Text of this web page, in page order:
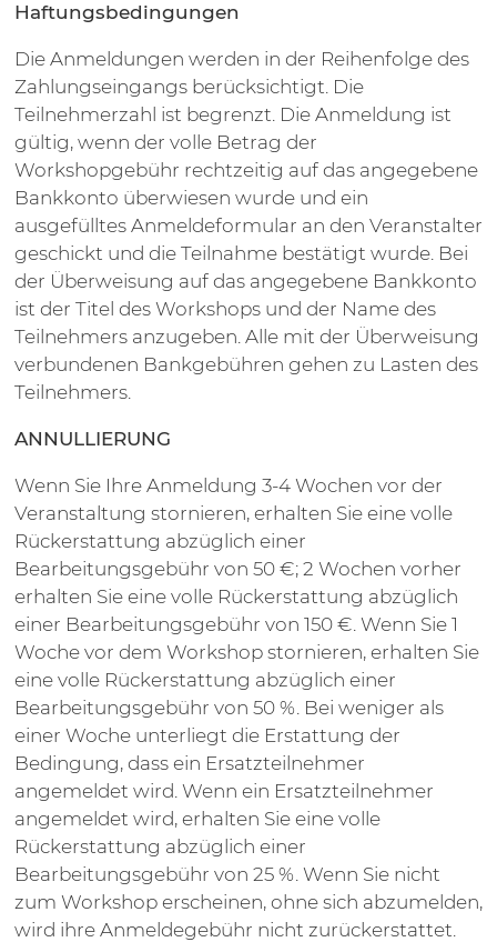
Haftungsbedingungen
Die Anmeldungen werden in der Reihenfolge des
Zahlungseingangs berücksichtigt. Die
Teilnehmerzahl ist begrenzt. Die Anmeldung ist
gültig, wenn der volle Betrag der
Workshopgebühr rechtzeitig auf das angegebene
Bankkonto überwiesen wurde und ein
ausgefülltes Anmeldeformular an den Veranstalter
geschickt und die Teilnahme bestätigt wurde. Bei
der Überweisung auf das angegebene Bankkonto
ist der Titel des Workshops und der Name des
Teilnehmers anzugeben. Alle mit der Überweisung
verbundenen Bankgebühren gehen zu Lasten des
Teilnehmers.
ANNULLIERUNG
Wenn Sie Ihre Anmeldung 3-4 Wochen vor der
Veranstaltung stornieren, erhalten Sie eine volle
Rückerstattung abzüglich einer
Bearbeitungsgebühr von 50 €; 2 Wochen vorher
erhalten Sie eine volle Rückerstattung abzüglich
einer Bearbeitungsgebühr von 150 €. Wenn Sie 1
Woche vor dem Workshop stornieren, erhalten Sie
eine volle Rückerstattung abzüglich einer
Bearbeitungsgebühr von 50 %. Bei weniger als
einer Woche unterliegt die Erstattung der
Bedingung, dass ein Ersatzteilnehmer
angemeldet wird. Wenn ein Ersatzteilnehmer
angemeldet wird, erhalten Sie eine volle
Rückerstattung abzüglich einer
Bearbeitungsgebühr von 25 %. Wenn Sie nicht
zum Workshop erscheinen, ohne sich abzumelden,
wird ihre Anmeldegebühr nicht zurückerstattet.